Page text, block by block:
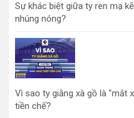
Sự khác biệt giữa ty ren mạ
nhúng nóng?
Vì sao ty giằng xà gồ là "mắt
tiền chế?